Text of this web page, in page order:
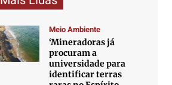
Meio Ambiente
‘Mineradoras já
procuram a
universidade para
identificar terras